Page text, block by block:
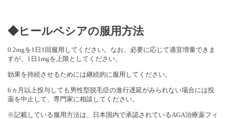
◆ヒールペシアの服用方法
0.2mgを1日1回服用してください。なお、必要に応じて適宜増量できま
すが、1日1mgを上限としてください。
効果を持続させるためには継続的に服用してください。
6ヵ月以上投与しても男性型脱毛症の進行遅延がみられない場合には投
薬を中止して、専門家に相談してください。
※記載している服用方法は、日本国内で承認されているAGA治療薬フィ